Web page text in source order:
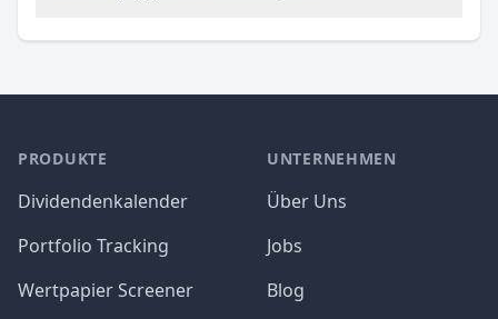
PRODUKTE
Dividendenkalender
Portfolio Tracking
Wertpapier Screener
UNTERNEHMEN
Über Uns
Jobs
Blog